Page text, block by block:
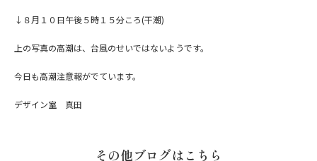
↓８月１０日午後５時１５分ころ(干潮)
上の写真の高潮は、台風のせいではないようです。
今日も高潮注意報がでています。
デザイン室 真田
その他ブログはこちら